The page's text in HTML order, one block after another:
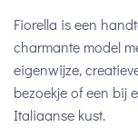
Fiorella is een
charmante model
eigenwijze,
bezoekje of een bij
Italiaanse kust.